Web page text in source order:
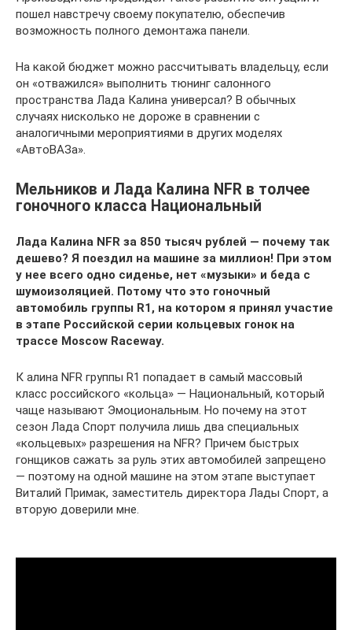
пошел навстречу своему покупателю, обеспечив
возможность полного демонтажа панели.
На какой бюджет можно рассчитывать владельцу, если
он «отважился» выполнить тюнинг салонного
пространства Лада Калина универсал? В обычных
случаях нисколько не дороже в сравнении с
аналогичными мероприятиями в других моделях
«АвтоВАЗа».
Мельников и Лада Калина NFR в толчее
гоночного класса Национальный
Лада Калина NFR за 850 тысяч рублей — почему так
дешево? Я поездил на машине за миллион! При этом
у нее всего одно сиденье, нет «музыки» и беда с
шумоизоляцией. Потому что это гоночный
автомобиль группы R1, на котором я принял участие
в этапе Российской серии кольцевых гонок на
трассе Moscow Raceway.
К алина NFR группы R1 попадает в самый массовый
класс российского «кольца» — Национальный, который
чаще называют Эмоциональным. Но почему на этот
сезон Лада Спорт получила лишь два специальных
«кольцевых» разрешения на NFR? Причем быст­рых
гонщиков сажать за руль этих автомобилей запрещено
— поэтому на одной машине на этом этапе выступает
Виталий Примак, заместитель директора Лады Спорт, а
вторую доверили мне.